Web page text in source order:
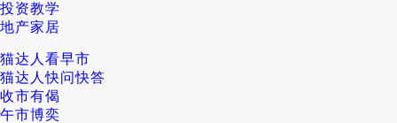
投资教学
地产家居
猫达人看早市
猫达人快问快答
收市有偈
午市博奕